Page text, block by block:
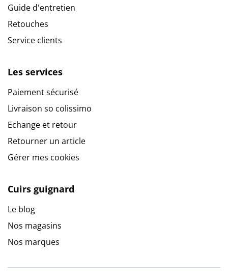
Guide d'entretien
Retouches
Service clients
Les services
Paiement sécurisé
Livraison so colissimo
Echange et retour
Retourner un article
Gérer mes cookies
Cuirs guignard
Le blog
Nos magasins
Nos marques